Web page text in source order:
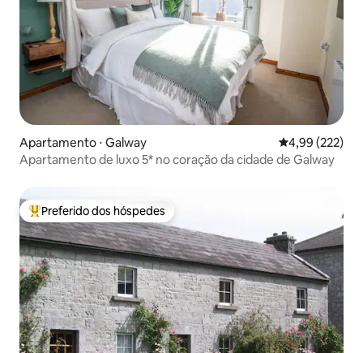
Apartamento ⋅ Galway 4,99 de uma
4,99 (222)
Apartamento de luxo 5* no coração da cidade de Galway
Entre os melhores preferidos dos hóspedes
Preferido dos hóspedes